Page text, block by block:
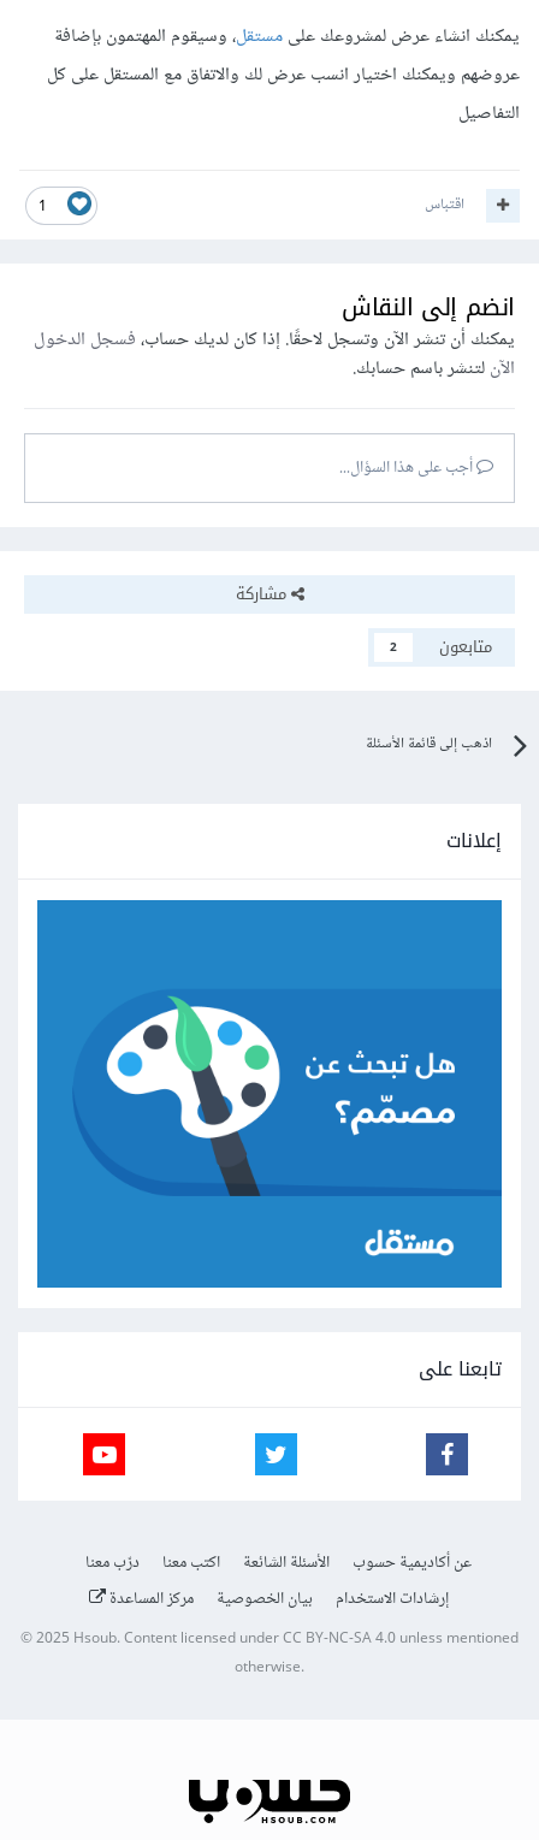
يمكنك انشاء عرض لمشروعك علىمستقل، وسيقوم المهتمون بإضافة
عروضهم ويمكنك اختيار انسب عرض لك والاتفاق مع المستقل على كل
التفاصيل
1 اقتباس
انضم إلى النقاش
يمكنك أن تنشر الآن وتسجل لاحقًا. إذا كان لديك حساب،فسجل الدخول
الآنلتنشر باسم حسابك.
أجب على هذا السؤال...
مشاركة
متابعون
2
اذهب إلى قائمة الأسئلة
إعلانات
تابعنا على
عن أكاديمية حسوب الأسئلة الشائعة اكتب معنا
درّب معنا
إرشادات الاستخدام
بيان الخصوصية مركز المساعدة
© 2025Hsoub.Content licensed underCC BY-NC-SA 4.0unless mentioned
otherwise.